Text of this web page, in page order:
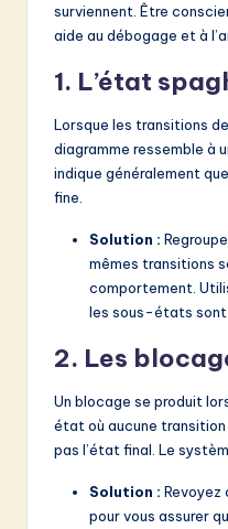
surviennent. Être
aide au débogage et à
1. L’état
Lorsque les transitions
diagramme ressemble à
indique généralement
fine.
Solution :
mêmes transitions
comportement.
les sous-états sont
2. Les
Un blocage se produit
état où aucune transition
pas l’état final. Le
Solution : Revoyez
pour vous assurer